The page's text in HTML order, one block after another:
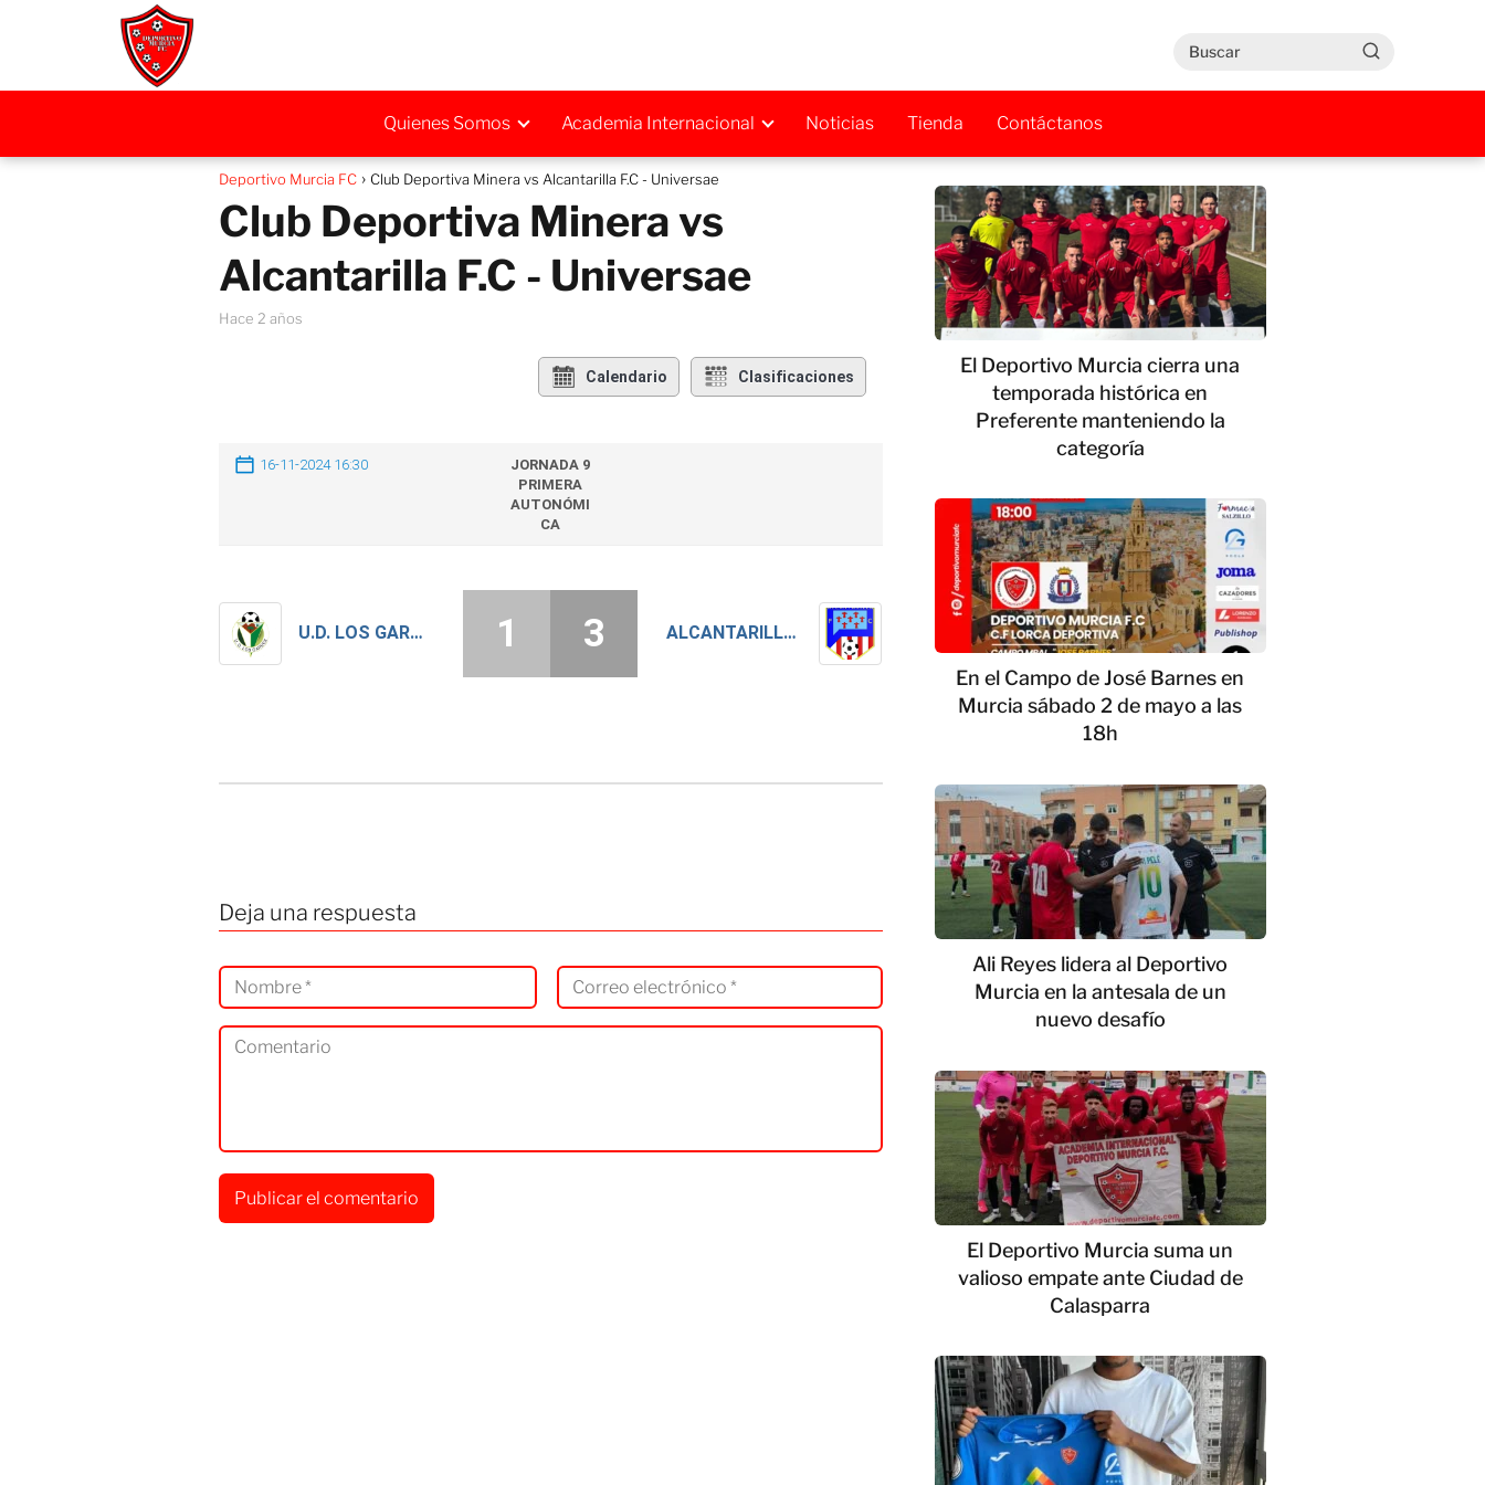
Quienes Somos Academia Internacional Noticias Tienda Contáctanos
Deportivo Murcia FC Club Deportiva Minera vs Alcantarilla F.C - Universae
Club Deportiva Minera vs
Alcantarilla F.C - Universae
hace 2 años
Calendario Clasificaciones
16-11-2024 16:30
JORNADA 9
PRIMERA
AUTONÓMI
CA
U.D. LOS GARRES - LESCO ALCANTARILLA FC
1 3
Deja una respuesta
El Deportivo Murcia cierra una
temporada histórica en
Preferente manteniendo la
categoría
En el Campo de José Barnes en
Murcia sábado 2 de mayo a las
18h
Ali Reyes lidera al Deportivo
Murcia en la antesala de un
nuevo desafío
El Deportivo Murcia suma un
valioso empate ante Ciudad de
Calasparra